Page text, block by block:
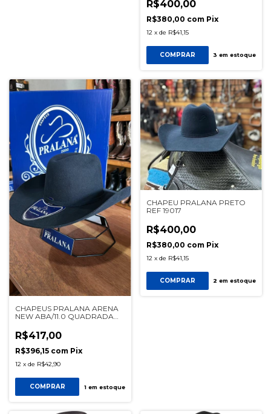
R$400,00
R$380,00 com Pix
12 x de R$41,15
COMPRAR 3 em estoque
CHAPEUS PRALANA ARENA
NEW ABA/11.0 QUADRADA
R$417,00
R$396,15 com Pix
12 x de R$42,90
COMPRAR 1em estoque
CHAPEU PRALANA PRETO
REF 19017
R$400,00
R$380,00 com Pix
12 x de R$41,15
COMPRAR 2 em estoque